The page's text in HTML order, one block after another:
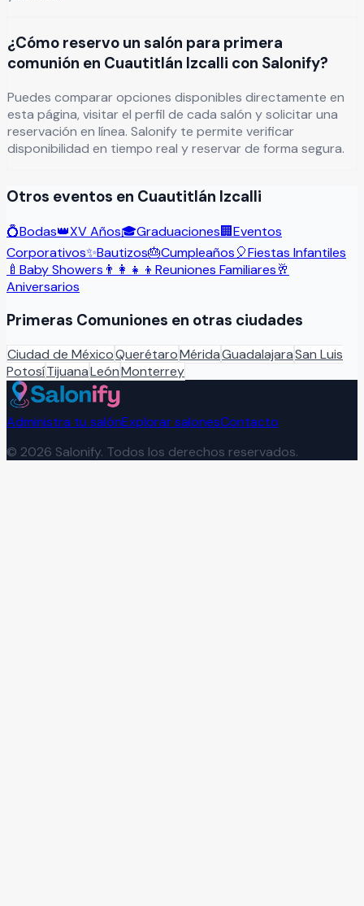
¿Cómo reservo un salón para primera
comunión en Cuautitlán Izcalli con Salonify?
Puedes comparar opciones disponibles directamente en
esta página, visitar el perfil de cada salón y solicitar una
reservación en línea. Salonify te permite verificar
disponibilidad en tiempo real y reservar de forma segura.
Otros eventos en Cuautitlán Izcalli
💍Bodas👑XV Años🎓Graduaciones🏢Eventos
Corporativos✨Bautizos🎂Cumpleaños🎈Fiestas Infantiles
🍼 Baby Showers 👨‍👩‍👧‍👦 Reuniones Familiares🥂
Aniversarios
Primeras Comuniones en otras ciudades
Ciudad de MéxicoQuerétaroMéridaGuadalajaraSan Luis
PotosíTijuanaLeónMonterrey
Administra tu salónExplorar salonesContacto
© 2026 Salonify. Todos los derechos reservados.